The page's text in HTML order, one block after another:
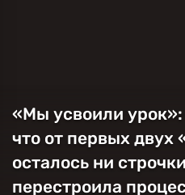
«Мы усвоили урок»:
что от первых двух
осталось ни
перестроила